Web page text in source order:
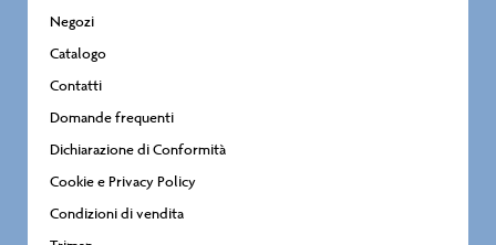
Negozi
Catalogo
Contatti
Domande frequenti
Dichiarazione di Conformità
Cookie e Privacy Policy
Condizioni di vendita